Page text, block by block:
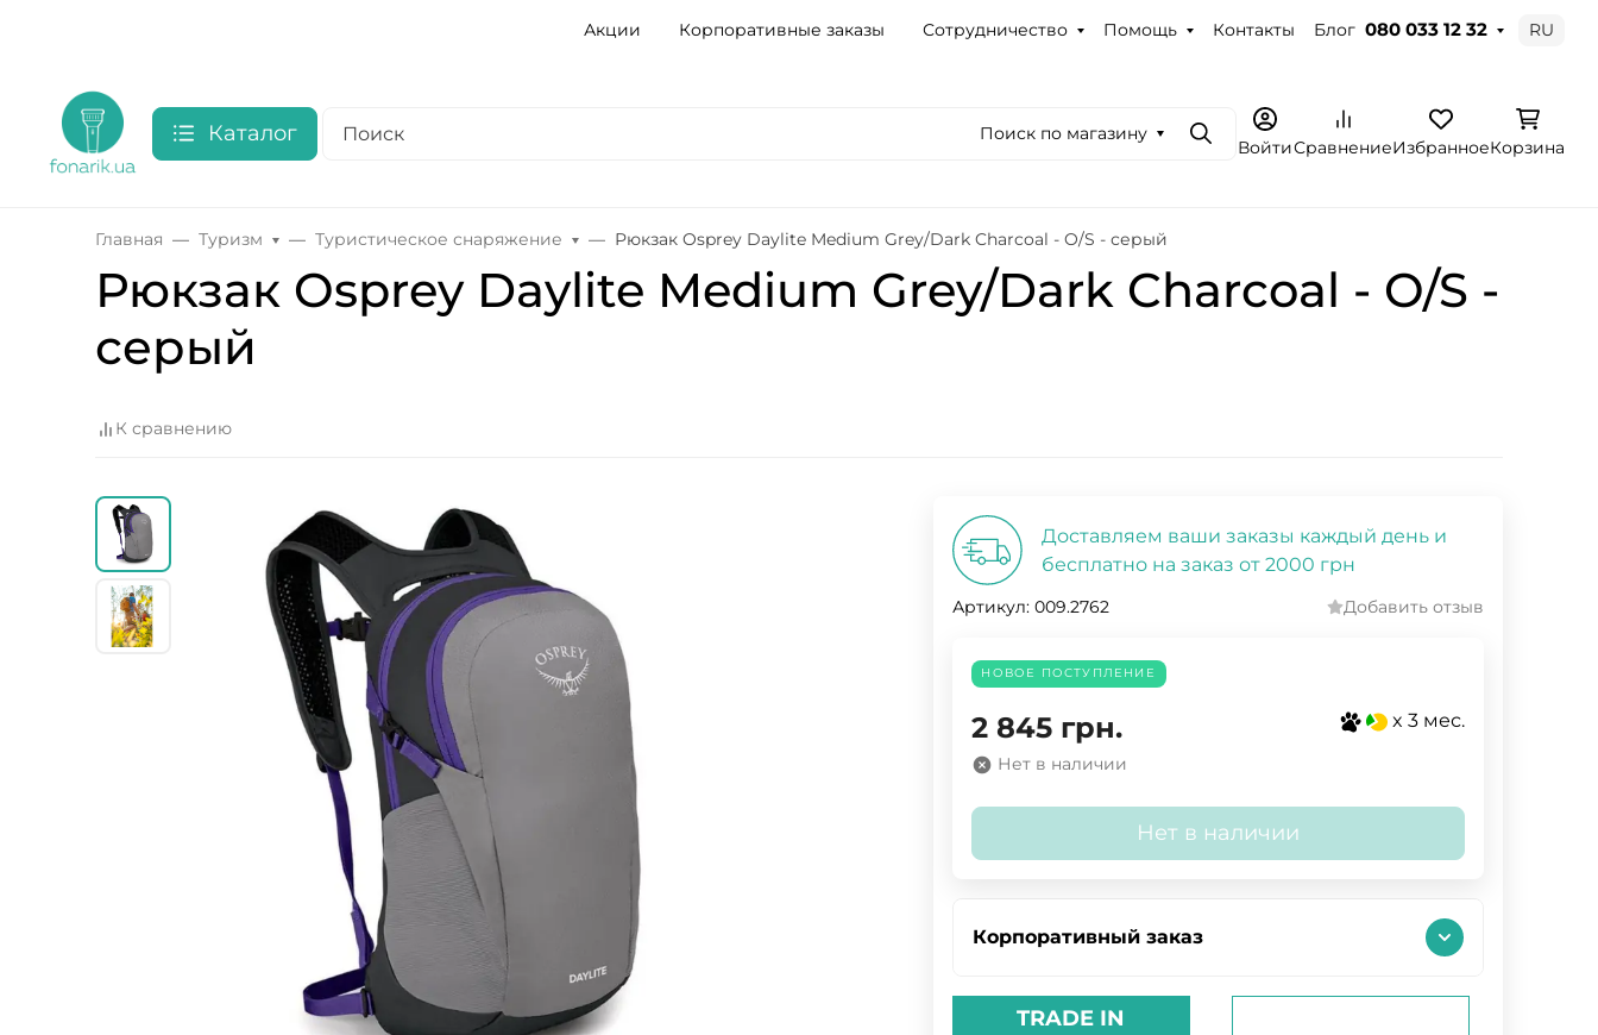
Акции Корпоративные заказы Сотрудничество Помощь Контакты Блог 080 033 12 32 RU
Каталог Поиск по магазину
ПоискВойтиСравнениеИзбранноеКорзина
Главная Туризм Туристическое снаряжение Рюкзак Osprey Daylite Medium Grey/Dark Charcoal - O/S - серый
Рюкзак Osprey Daylite Medium Grey/Dark Charcoal - O/S -
серый
К сравнению
Доставляем ваши заказы каждый день и
бесплатно на заказ от 2000 грн
Артикул: 009.2762 Добавить отзыв
НОВОЕ ПОСТУПЛЕНИЕ
2 845 грн. x 3 мес.
Нет в наличии
Нет в наличии
Корпоративный заказ
TRADE IN